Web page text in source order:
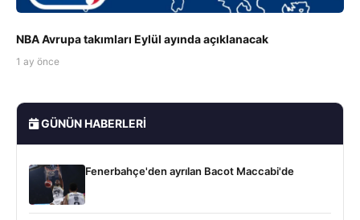
NBA Avrupa takımları Eylül ayında açıklanacak
1 ay önce
GÜNÜN HABERLERI
Fenerbahçe'den ayrılan Bacot Maccabi'de